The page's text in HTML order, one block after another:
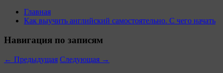
Главная
Как выучить английский самостоятельно. С чего начать
Навигация по записям
← Предыдущая Следующая →